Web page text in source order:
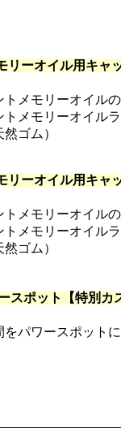
リーオイル用キャ
トメモリーオイル
トメモリーオイル
然ゴム）
リーオイル用キャ
トメモリーオイル
トメモリーオイル
然ゴム）
スポット【特別カ
をパワースポットに